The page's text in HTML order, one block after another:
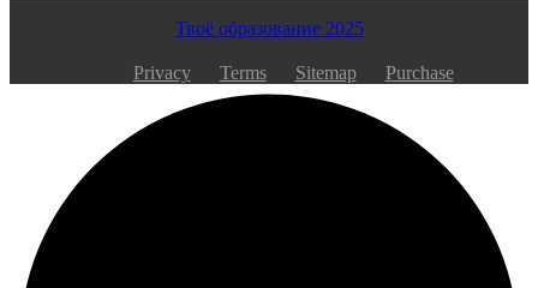
Твоё образование 2025
Privacy Terms Sitemap Purchase